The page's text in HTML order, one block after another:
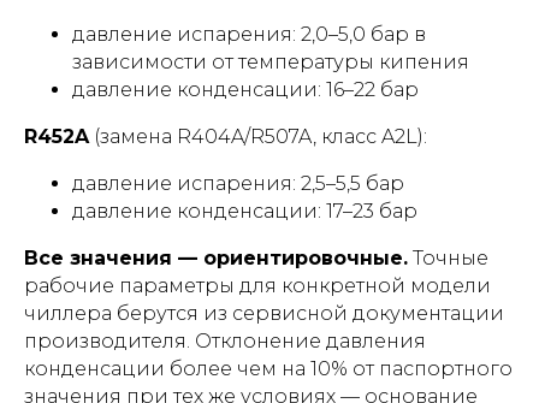
давление испарения: 2,0–5,0 бар в
зависимости от температуры кипения
давление конденсации: 16–22 бар
R452A(замена R404A/R507A, класс A2L):
давление испарения: 2,5–5,5 бар
давление конденсации: 17–23 бар
Все значения — ориентировочные. Точные
рабочие параметры для конкретной модели
чиллера берутся из сервисной документации
производителя. Отклонение давления
конденсации более чем на 10% от паспортного
значения при тех же условиях — основание